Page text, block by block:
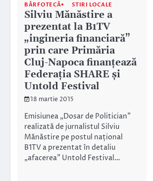
BÂRFOTECĂ STIRI LOCALE
Silviu Mănăstire a
prezentat la B1TV
„ingineria financiară”
prin care Primăria
Cluj-Napoca finanțează
Federația SHARE și
Untold Festival
18 martie 2015
Emisiunea „Dosar de Politician”
realizată de jurnalistul Silviu
Mănăstire pe postul național
B1TV a prezentat în detaliu
„afacerea” Untold Festival…